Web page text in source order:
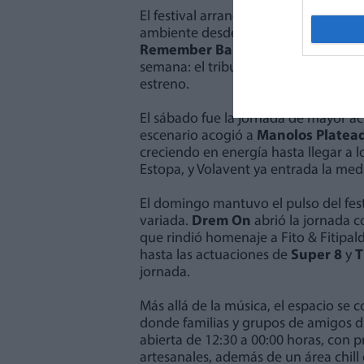
El festival arrancó el viernes con la
ambiente desde las 18:00 horas. La
Remember Band
semana: el tributo a
estreno.
El sábado fue la jornada de mayor
escenario acogió a Manolos
creciendo en energía hasta llegar a
Estopa, y Volavent ya entrada la
El domingo mantuvo el pulso del
variada. Drem On abrió la jornada
que rindió homenaje a Fito &
hasta las actuaciones de Super 8 y
jornada.
Más allá de la música, el espacio
donde familias y grupos de amigos
abierta de 12:30 a 00:00 horas, con
artesanales, además de un área